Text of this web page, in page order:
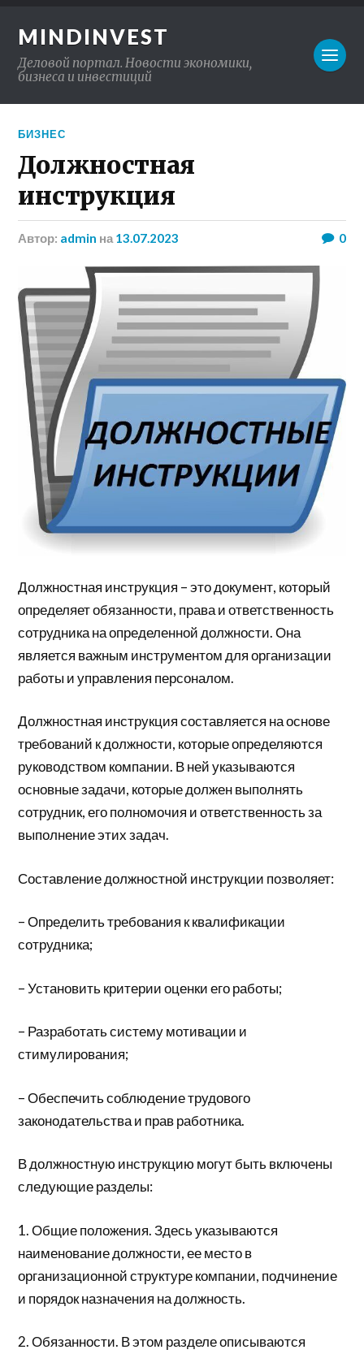
MINDINVEST
Деловой портал. Новости экономики,
бизнеса и инвестиций
БИЗНЕС
Должностная
инструкция
Автор: admin на 13.07.2023 0
Должностная инструкция – это документ, который
определяет обязанности, права и ответственность
сотрудника на определенной должности. Она
является важным инструментом для организации
работы и управления персоналом.
Должностная инструкция составляется на основе
требований к должности, которые определяются
руководством компании. В ней указываются
основные задачи, которые должен выполнять
сотрудник, его полномочия и ответственность за
выполнение этих задач.
Составление должностной инструкции позволяет:
– Определить требования к квалификации
сотрудника;
– Установить критерии оценки его работы;
– Разработать систему мотивации и
стимулирования;
– Обеспечить соблюдение трудового
законодательства и прав работника.
В должностную инструкцию могут быть включены
следующие разделы:
1. Общие положения. Здесь указываются
наименование должности, ее место в
организационной структуре компании, подчинение
и порядок назначения на должность.
2. Обязанности. В этом разделе описываются